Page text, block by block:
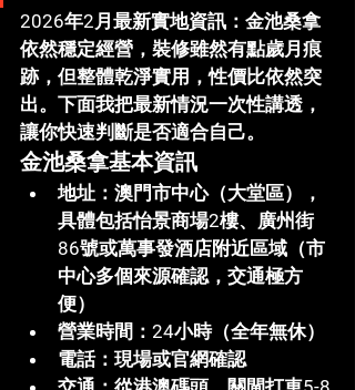
2026年2月最新實地資訊：金池桑拿
依然穩定經營，裝修雖然有點歲月痕
跡，但整體乾淨實用，性價比依然突
出。下面我把最新情況一次性講透，
讓你快速判斷是否適合自己。
金池桑拿基本資訊
地址 ：澳門市中心（大堂區），
具體包括怡景商場2樓、廣州街
86號或萬事發酒店附近區域（市
中心多個來源確認，交通極方
便）
營業時間 ：24小時（全年無休）
電話：現場或官網確認